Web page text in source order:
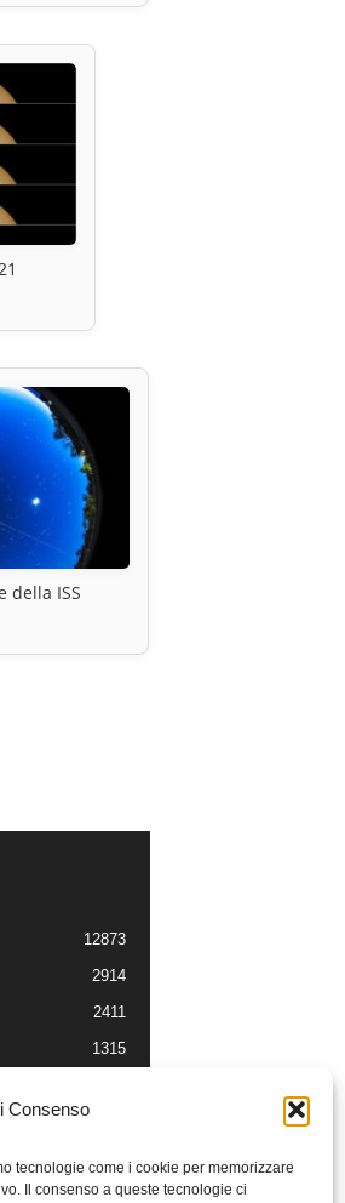
Consenso
tecnologie come i cookie per memorizzare
Il consenso a queste tecnologie ci
della ISS
12873
2914
2411
1315